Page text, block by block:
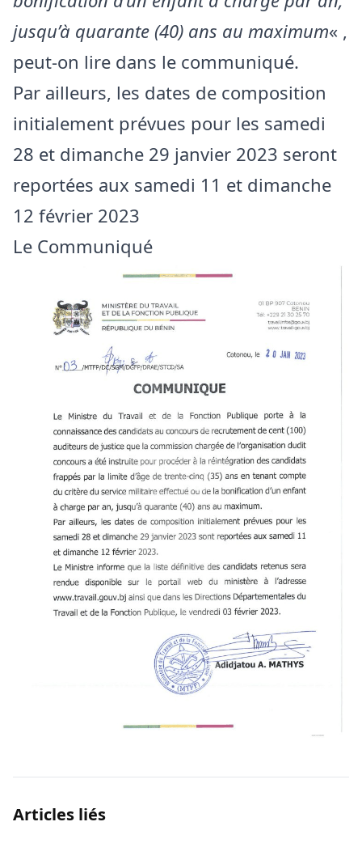
jusqu’à quarante (40) ans au maximum« ,
peut-on lire dans le communiqué.
Par ailleurs, les dates de composition
initialement prévues pour les samedi
28 et dimanche 29 janvier 2023 seront
reportées aux samedi 11 et dimanche
12 février 2023
Le Communiqué
Articles liés